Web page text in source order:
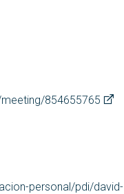
854655765
personal/pdi/david-